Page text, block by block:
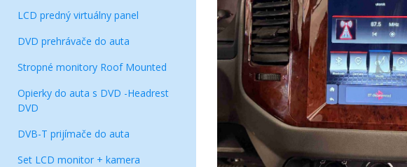
LCD predný virtuálny panel
DVD prehrávače do auta
Stropné monitory Roof Mounted
Opierky do auta s DVD -Headrest
DVD
DVB-T prijímače do auta
Set LCD monitor + kamera